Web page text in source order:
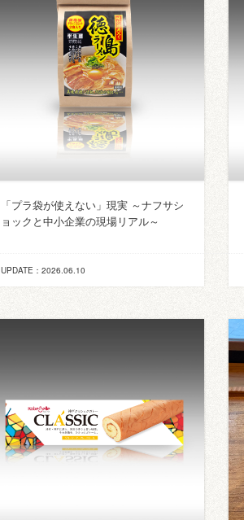
「プラ袋が使えない」現実 ～ナフサシ
ョックと中小企業の現場リアル～
UPDATE：2026.06.10